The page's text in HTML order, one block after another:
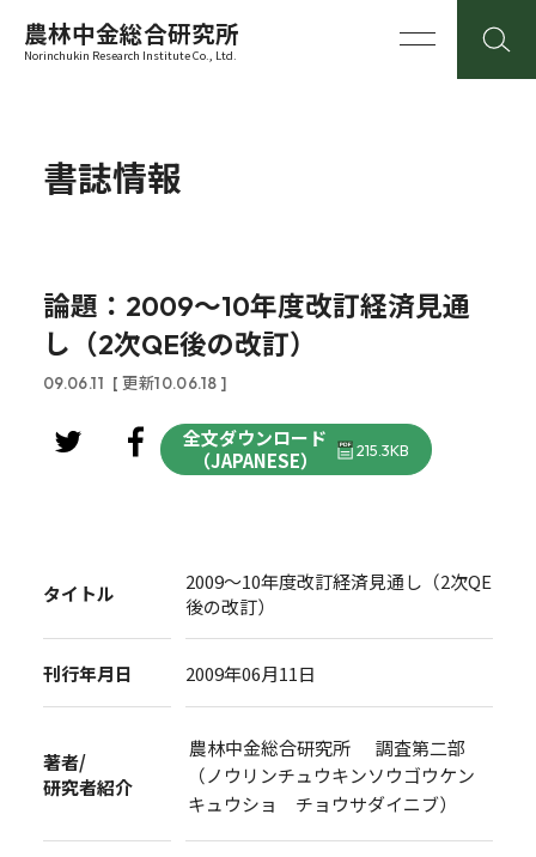
農林中金総合研究所
Norinchukin Research Institute Co., Ltd.
書誌情報
論題：2009～10年度改訂経済見通
し（2次QE後の改訂）
09.06.11 [ 更新10.06.18 ]
全文ダウンロード
（JAPANESE）
215.3KB
タイトル
2009～10年度改訂経済見通し（2次QE
後の改訂）
刊行年月日 2009年06月11日
著者/
研究者紹介
農林中金総合研究所 調査第二部
（ノウリンチュウキンソウゴウケン
キュウショ チョウサダイニブ）